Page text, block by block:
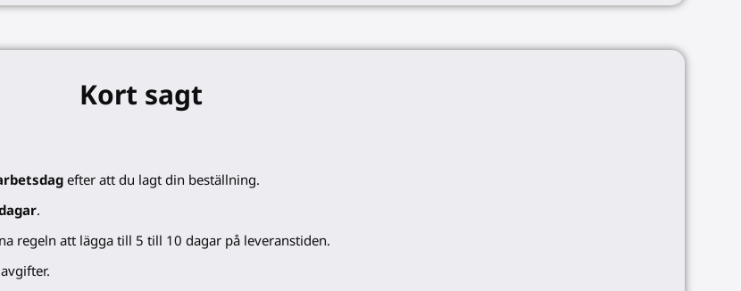
Kort sagt
efter att du lagt din beställning.
.
regeln att lägga till 5 till 10 dagar på leveranstiden.